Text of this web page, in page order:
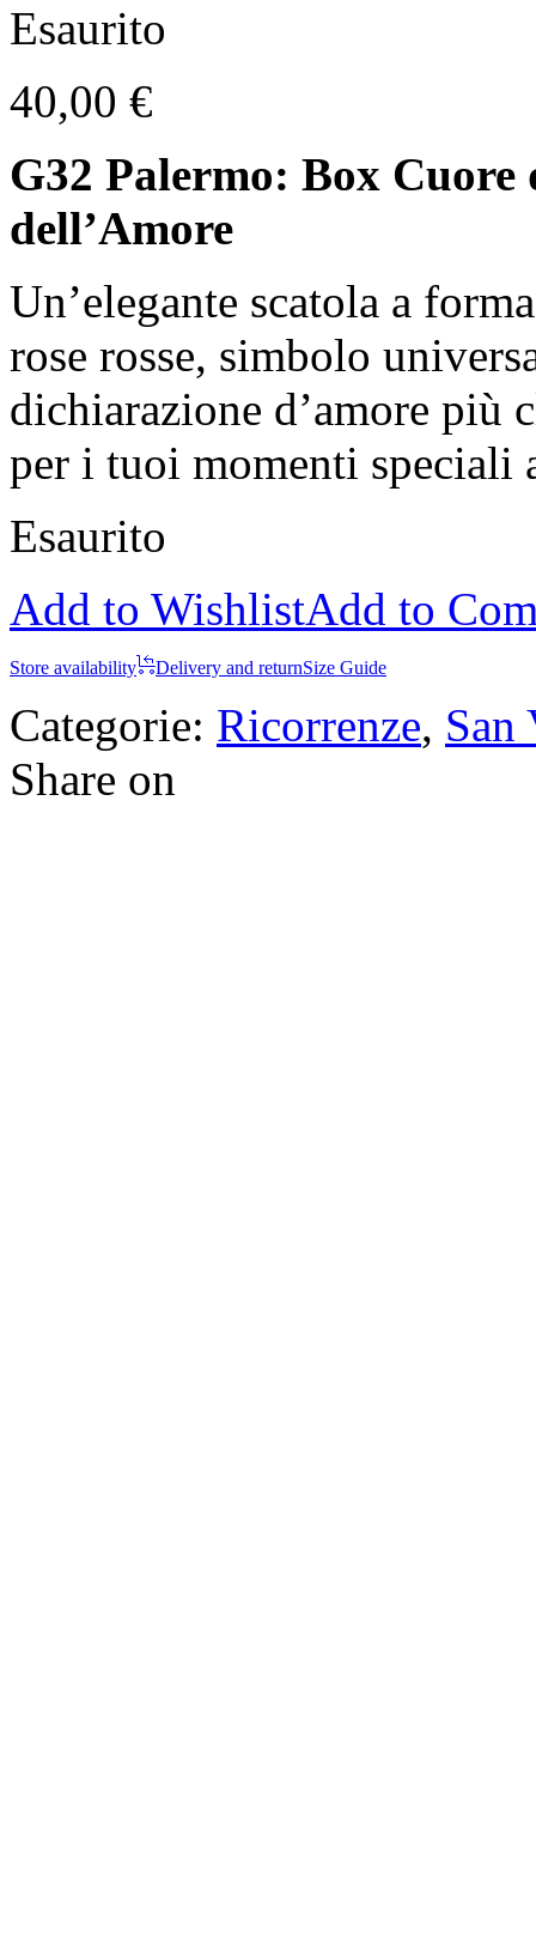
Esaurito
40,00 €
G32 Palermo: Box Cuore
dell’Amore
Un’elegante scatola a
rose rosse, simbolo
dichiarazione d’amore più
per i tuoi momenti speciali
Esaurito
Add to WishlistAdd to
Store availability Delivery and returnSize Guide
Categorie: Ricorrenze, San
Share on